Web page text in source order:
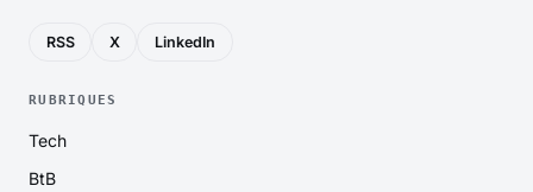
RSS X LinkedIn
RUBRIQUES
Tech
BtB